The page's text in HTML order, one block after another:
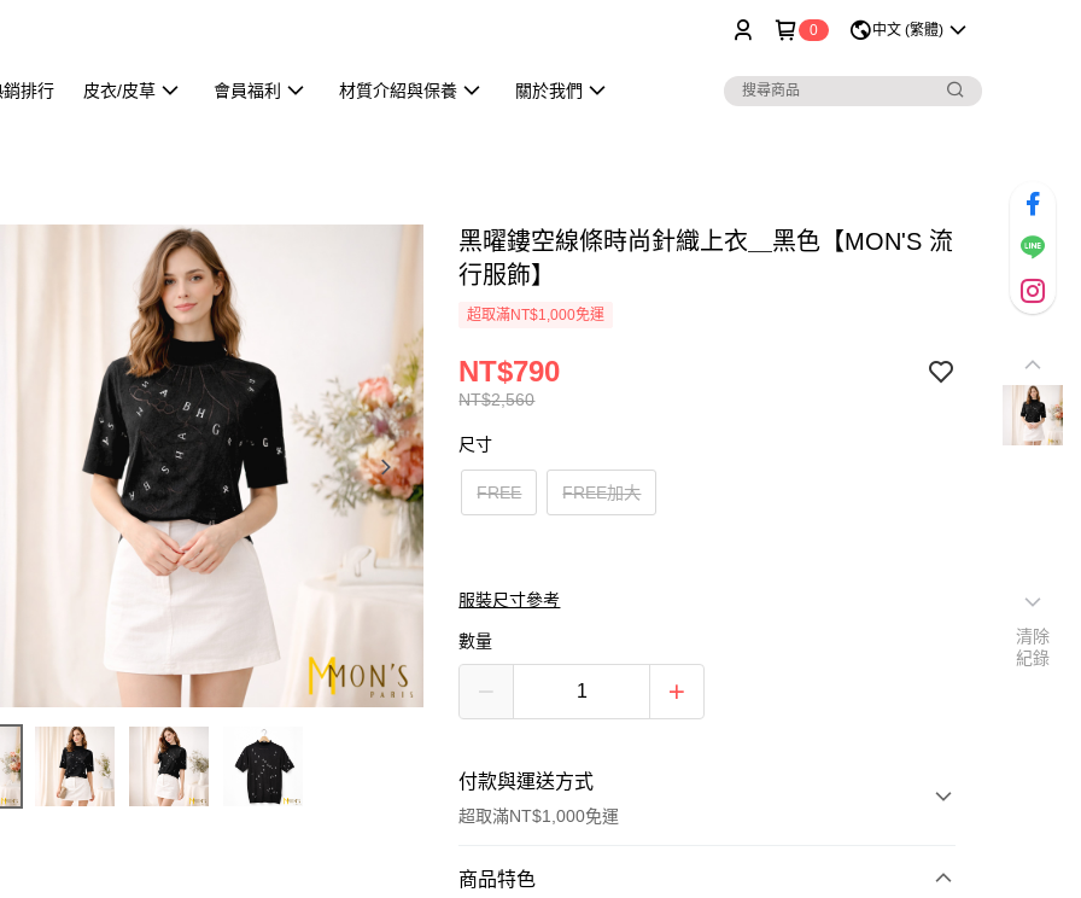
0 中文 (繁體)
銷排行 皮衣/皮草 會員福利 材質介紹與保養 關於我們
黑曜鏤空線條時尚針織上衣＿黑色【MON'S 流
行服飾】
超取滿NT$1,000免運
NT$2,560
NT$790
尺寸
FREE FREE加大
服裝尺寸參考
數量
付款與運送方式
超取滿NT$1,000免運
付款方式
商品特色
清除
紀錄